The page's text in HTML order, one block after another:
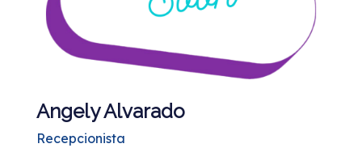
Angely Alvarado
Recepcionista